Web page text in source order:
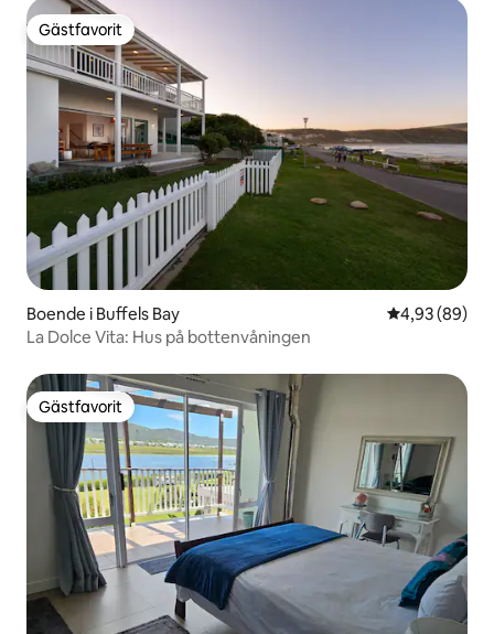
Gästfavorit
Gästfavorit
Boende i Buffels Bay 4,93 av 5 i
4,93 (89)
La Dolce Vita: Hus på bottenvåningen
Gästfavorit
Gästfavorit